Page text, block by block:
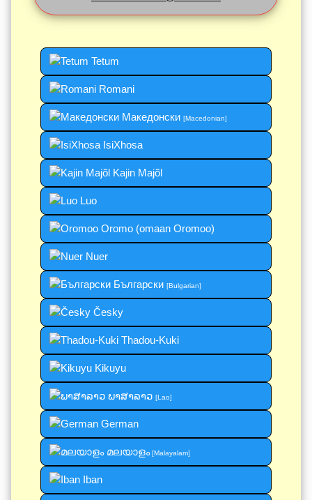
Tetum
Romani
Македонски [Macedonian]
IsiXhosa
Kajin Majõl
Luo
Oromo (omaan Oromoo)
Nuer
Български [Bulgarian]
Česky
Thadou-Kuki
Kikuyu
ພາສາລາວ [Lao]
German
മലയാളം[Malayalam]
Iban